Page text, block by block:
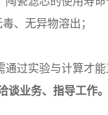
、无异物溶出；
过实验与计算才能
谈业务、指导工作。